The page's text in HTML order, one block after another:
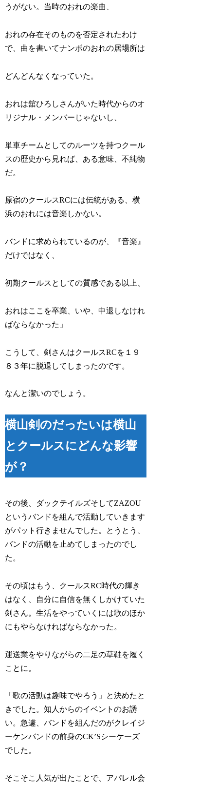
うがない。当時のおれの楽曲、
おれの存在そのものを否定されたわけ
で、曲を書いてナンボのおれの居場所は
どんどんなくなっていた。
おれは舘ひろしさんがいた時代からのオ
リジナル・メンバーじゃないし、
単車チームとしてのルーツを持つクール
スの歴史から見れば、ある意味、不純物
だ。
原宿のクールスRCには伝統がある、横
浜のおれには音楽しかない。
バンドに求められているのが、『音楽』
だけではなく、
初期クールスとしての質感である以上、
おれはここを卒業、いや、中退しなけれ
ばならなかった」
こうして、剣さんはクールスRCを１９
８３年に脱退してしまったのです。
なんと潔いのでしょう。
横山剣のだったいは横山
とクールスにどんな影響
が？
その後、ダックテイルズそしてZAZOU
というバンドを組んで活動していきます
がパット行きませんでした。とうとう、
バンドの活動を止めてしまったのでし
た。
その頃はもう、クールスRC時代の輝き
はなく、自分に自信を無くしかけていた
剣さん。生活をやっていくには歌のほか
にもやらなければならなかった。
運送業をやりながらの二足の草鞋を履く
ことに。
「歌の活動は趣味でやろう」と決めたと
きでした。知人からのイベントのお誘
い。急遽、バンドを組んだのがクレイジ
ーケンバンドの前身のCK’Sシーケーズ
でした。
そこそこ人気が出たことで、アパレル会